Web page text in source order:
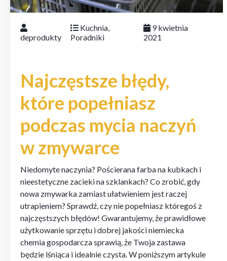
deprodukty
Kuchnia,
Poradniki
9 kwietnia
2021
Najczęstsze błędy,
które popełniasz
podczas mycia naczyń
w zmywarce
Niedomyte naczynia? Pościerana farba na kubkach i
nieestetyczne zacieki na szklankach? Co zrobić, gdy
nowa zmywarka zamiast ułatwieniem jest raczej
utrapieniem? Sprawdź, czy nie popełniasz któregoś z
najczęstszych błędów! Gwarantujemy, że prawidłowe
użytkowanie sprzętu i dobrej jakości niemiecka
chemia gospodarcza sprawią, że Twoja zastawa
będzie lśniąca i idealnie czysta. W poniższym artykule